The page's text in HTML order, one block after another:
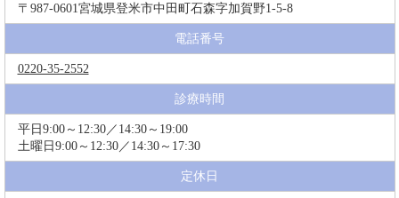
〒987-0601宮城県登米市中田町石森字加賀野1-5-8
電話番号
0220-35-2552
診療時間
平日9:00～12:30／14:30～19:00
土曜日9:00～12:30／14:30～17:30
定休日